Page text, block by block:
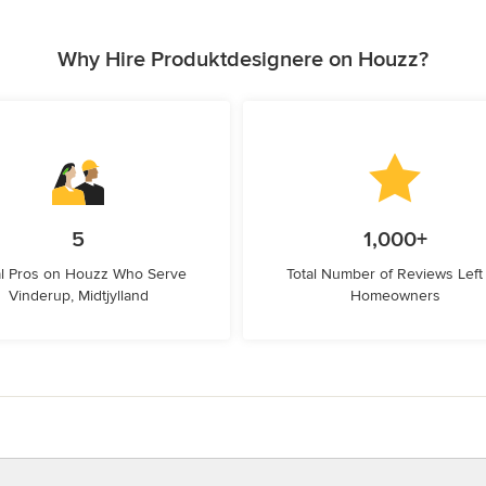
Why Hire Produktdesignere on Houzz?
5
Pros on Houzz Who Serve
Vinderup, Midtjylland
1,000+
Total Number of Reviews
Homeowners